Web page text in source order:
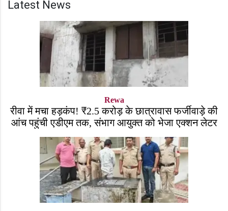
Latest News
Rewa
रीवा में मचा हड़कंप! ₹2.5 करोड़ के छात्रावास फर्जीवाड़े की
आंच पहुंची एडीएम तक, संभाग आयुक्त को भेजा एक्शन लेटर